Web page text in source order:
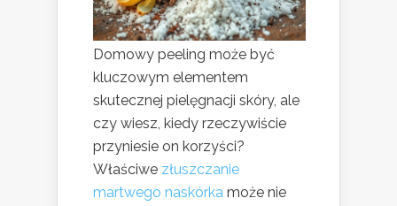
Domowy peeling może być
kluczowym elementem
skutecznej pielęgnacji skóry, ale
czy wiesz, kiedy rzeczywiście
przyniesie on korzyści?
Właściwe złuszczanie
martwego naskórka może nie